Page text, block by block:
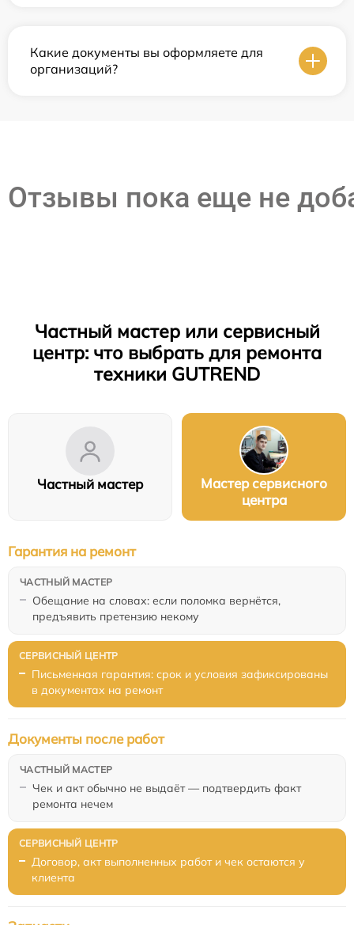
Какие документы вы оформляете для
организаций?
Отзывы пока еще не
Частный мастер или сервисный
центр: что выбрать для ремонта
техники GUTREND
Частный мастер
Мастер сервисного
центра
Обещание на словах: если поломка вернётся,
предъявить претензию некому
Гарантия на ремонт
Письменная гарантия: срок и условия зафиксированы
в документах на ремонт
Чек и акт обычно не выдаёт — подтвердить факт
ремонта нечем
Документы после работ
Договор, акт выполненных работ и чек остаются у
клиента